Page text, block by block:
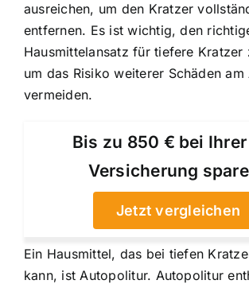
ausreichen, um den Kratzer
entfernen. Es ist wichtig, den
Hausmittelansatz für tiefere Kratzer
um das Risiko weiterer Schäden am
vermeiden.
Bis zu 850 € bei Ihrer
Versicherung
Jetzt vergleichen
Ein Hausmittel, das bei tiefen
kann, ist Autopolitur. Autopolitur